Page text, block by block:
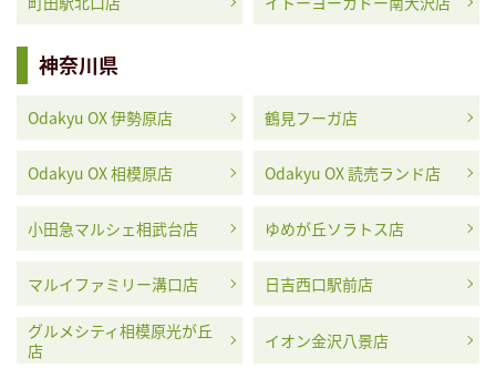
神奈川県
Odakyu OX 伊勢原店 鶴見フーガ店
Odakyu OX 相模原店 Odakyu OX 読売ランド店
小田急マルシェ相武台店 ゆめが丘ソラトス店
マルイファミリー溝口店 日吉西口駅前店
グルメシティ相模原光が丘
店
イオン金沢八景店